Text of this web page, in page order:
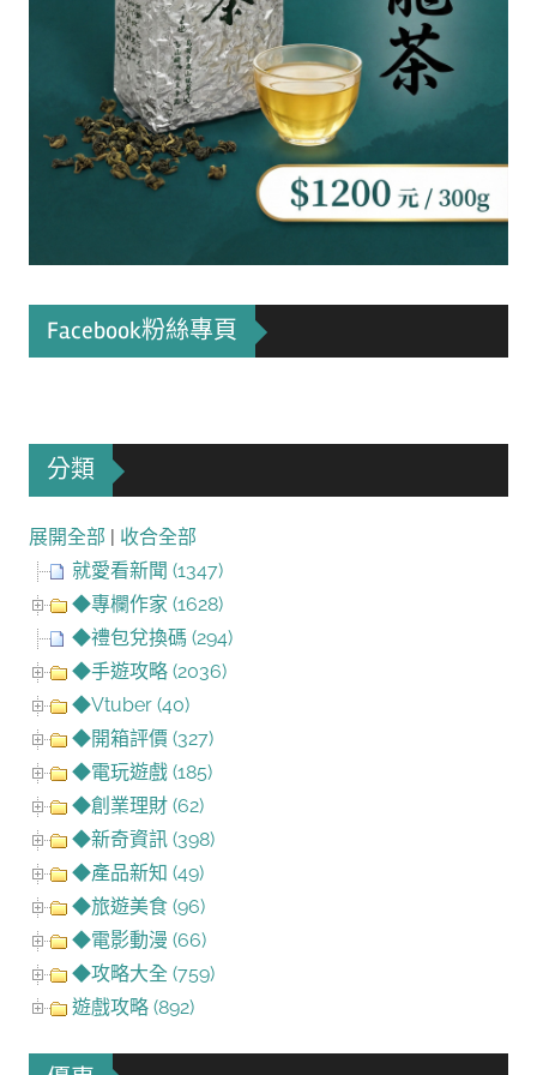
Facebook粉絲專頁
分類
展開全部 | 收合全部
就愛看新聞 (1347)
◆專欄作家 (1628)
◆禮包兌換碼 (294)
◆手遊攻略 (2036)
◆Vtuber (40)
◆開箱評價 (327)
◆電玩遊戲 (185)
◆創業理財 (62)
◆新奇資訊 (398)
◆產品新知 (49)
◆旅遊美食 (96)
◆電影動漫 (66)
◆攻略大全 (759)
遊戲攻略 (892)